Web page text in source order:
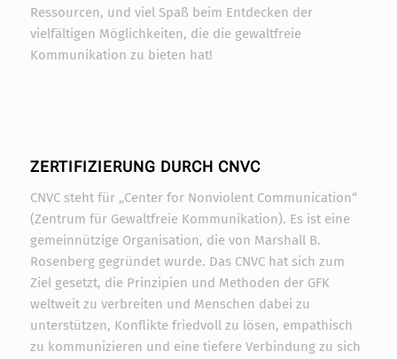
Ressourcen, und viel Spaß beim Entdecken der
vielfältigen Möglichkeiten, die die gewaltfreie
Kommunikation zu bieten hat!
ZERTIFIZIERUNG DURCH CNVC
CNVC steht für „Center for Nonviolent Communication“
(Zentrum für Gewaltfreie Kommunikation). Es ist eine
gemeinnützige Organisation, die von Marshall B.
Rosenberg gegründet wurde. Das CNVC hat sich zum
Ziel gesetzt, die Prinzipien und Methoden der GFK
weltweit zu verbreiten und Menschen dabei zu
unterstützen, Konflikte friedvoll zu lösen, empathisch
zu kommunizieren und eine tiefere Verbindung zu sich